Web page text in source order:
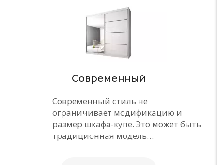
Современный
Современный стиль не
ограничивает модификацию и
размер шкафа-купе. Это может быть
традиционная модель…